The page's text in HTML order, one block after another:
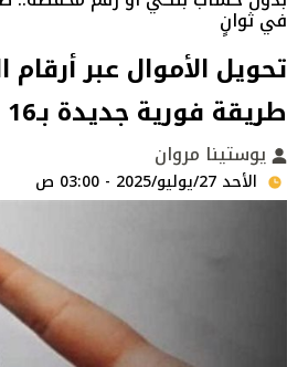
في ثوانٍ
تحويل الأموال عبر
طريقة فورية جديدة بـ16 رقم فقط
يوستينا مروان
الأحد 27/يوليو/2025 - 03:00 ص